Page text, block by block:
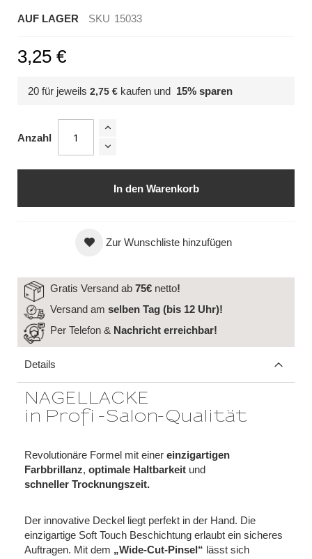
AUF LAGER SKU 15033
3,25 €
20 für jeweils 2,75 € kaufen und 15% sparen
Anzahl
In den Warenkorb
Zur Wunschliste hinzufügen
Gratis Versand ab 75€ netto!
Versand am selben Tag (bis 12 Uhr)!
Per Telefon & Nachricht erreichbar!
Details
NAGELLACKE
in Profi -Salon-Qualität
Revolutionäre Formel mit einer einzigartigen
Farbbrillanz, optimale Haltbarkeit und
schneller Trocknungszeit.
Der innovative Deckel liegt perfekt in der Hand. Die
einzigartige Soft Touch Beschichtung erlaubt ein sicheres
Auftragen. Mit dem „Wide-Cut-Pinsel“ lässt sich